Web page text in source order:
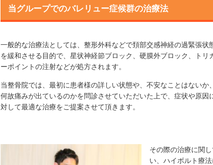
当グループでのバレリュー症候群の治療法
一般的な治療法としては、整形外科などで頚部交感神経の過緊張状
を緩和させる目的で、星状神経節ブロック、硬膜外ブロック、トリ
ーポイントの注射などが処方されます。
当整骨院では、最初に患者様の詳しい状態や、不安なことはないか、
何故痛みが出ているのかを問診させていただいた上で、症状や原因
対して最適な治療をご提案させて頂きます。
その際の治療に関
い、ハイボルト療